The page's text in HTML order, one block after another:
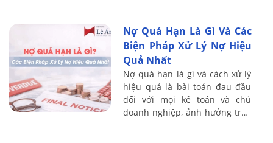
Ánh ...
Nợ Quá Hạn Là Gì Và Các
Biện Pháp Xử Lý Nợ Hiệu
Quả Nhất
Nợ quá hạn là gì và cách xử lý
hiệu quả là bài toán đau đầu
đối với mọi kế toán và chủ
doanh nghiệp, ảnh hưởng trực